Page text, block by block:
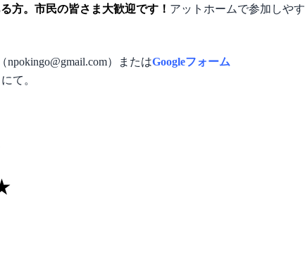
方。市民の皆さま大歓迎です！ アットホームで参加しやす
npokingo@gmail.com） またはGoogleフォーム
て。